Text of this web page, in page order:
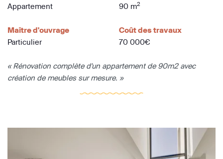
Appartement
90 m2
Maître d'ouvrage
Particulier
Coût des travaux
70 000€
« Rénovation complète d'un appartement de 90m2 avec
création de meubles sur mesure. »